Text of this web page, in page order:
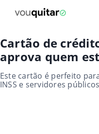
Cartão de
aprova quem
Este cartão é perfeito
INSS e servidores públicos